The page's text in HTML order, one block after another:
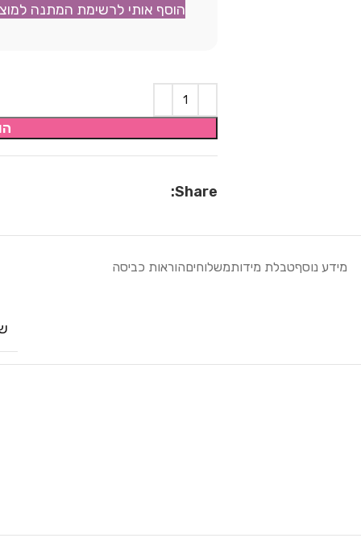
הוסף אותי לרשימת המתנה
Share:
מידע נוסףטבלת מידותמשלוחיםהוראות כביסה